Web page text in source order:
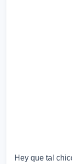
Hey que tal